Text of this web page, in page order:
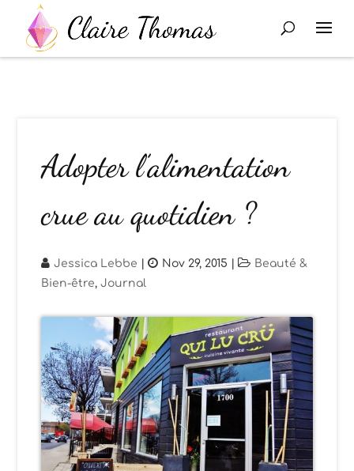
Adopter l’alimentation
crue au quotidien ?
Jessica Lebbe | Nov 29, 2015 |
Beauté &
Bien-être,Journal